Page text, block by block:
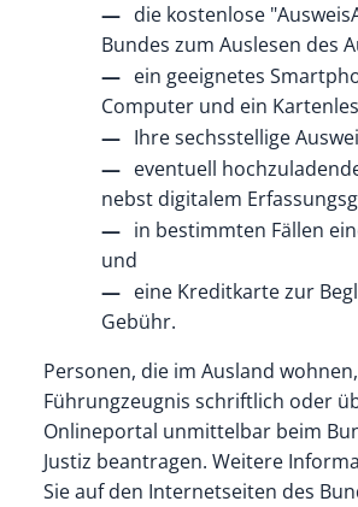
die kostenlose
Bundes zum Auslesen des
ein geeignetes
Computer und ein
Ihre sechsstellige
eventuell
nebst digitalem
in bestimmten Fällen
und
eine Kreditkarte zur
Gebühr.
Personen, die im Ausland
Führungzeugnis schriftlich oder
Onlineportal unmittelbar beim
Justiz beantragen. Weitere
Sie aufden Internetseiten des